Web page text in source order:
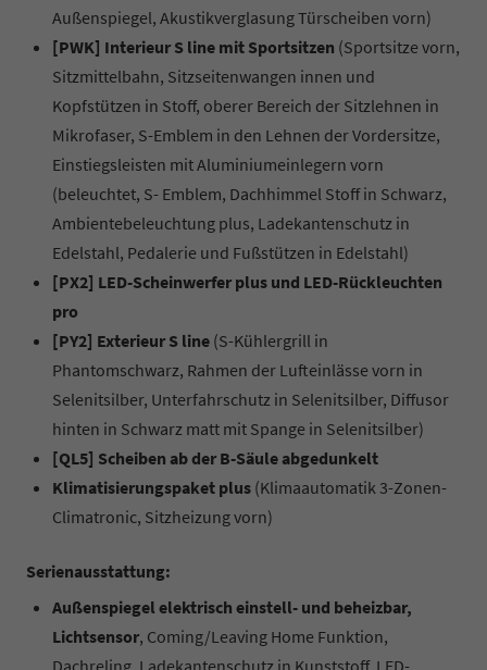
Außenspiegel, Akustikverglasung Türscheiben vorn)
[PWK] Interieur S line mit Sportsitzen (Sportsitze vorn,
Sitzmittelbahn, Sitzseitenwangen innen und
Kopfstützen in Stoff, oberer Bereich der Sitzlehnen in
Mikrofaser, S-Emblem in den Lehnen der Vordersitze,
Einstiegsleisten mit Aluminiumeinlegern vorn
(beleuchtet, S- Emblem, Dachhimmel Stoff in Schwarz,
Ambientebeleuchtung plus, Ladekantenschutz in
Edelstahl, Pedalerie und Fußstützen in Edelstahl)
[PX2] LED-Scheinwerfer plus und LED-Rückleuchten
pro
[PY2] Exterieur S line (S-Kühlergrill in
Phantomschwarz, Rahmen der Lufteinlässe vorn in
Selenitsilber, Unterfahrschutz in Selenitsilber, Diffusor
hinten in Schwarz matt mit Spange in Selenitsilber)
[QL5] Scheiben ab der B-Säule abgedunkelt
Klimatisierungspaket plus (Klimaautomatik 3-Zonen-
Climatronic, Sitzheizung vorn)
Serienausstattung:
Außenspiegel elektrisch einstell- und beheizbar,
Lichtsensor, Coming/Leaving Home Funktion,
Dachreling, Ladekantenschutz in Kunststoff, LED-